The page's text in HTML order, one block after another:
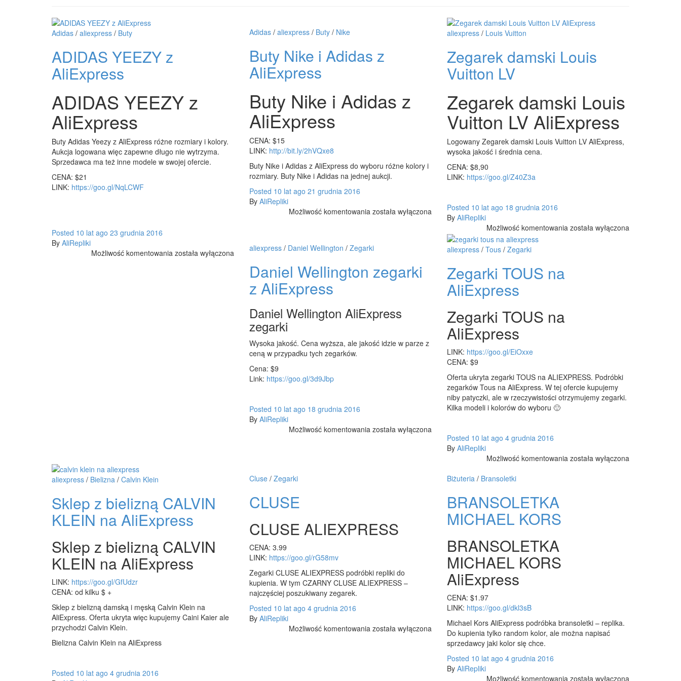
Adidas / aliexpress / Buty
ADIDAS YEEZY z
AliExpress
ADIDAS YEEZY z
AliExpress
Buty Adidas Yeezy z AliExpress różne rozmiary i kolory.
Aukcja logowana więc zapewne długo nie wytrzyma.
Sprzedawca ma też inne modele w swojej ofercie.
CENA: $21
LINK: https://goo.gl/NqLCWF
Posted 10 lat ago 23 grudnia 2016
By AliRepliki
Możliwość komentowania ADIDAS
została wyłączona
Adidas / aliexpress / Buty / Nike
Buty Nike i Adidas z
AliExpress
Buty Nike i Adidas z
AliExpress
CENA: $15
LINK: http://bit.ly/2hVQxe8
Buty Nike i Adidas z AliExpress do wyboru różne kolory i
rozmiary. Buty Nike i Adidas na jednej aukcji.
Posted 10 lat ago 21 grudnia 2016
By AliRepliki
Możliwość komentowania Buty
z
została wyłączona
aliexpress / Louis Vuitton
Zegarek damski Louis
Vuitton LV
Zegarek damski Louis
Vuitton LV AliExpress
Logowany Zegarek damski Louis Vuitton LV AliExpress,
wysoka jakość i średnia cena.
CENA: $8,90
LINK: https://goo.gl/Z40Z3a
Posted 10 lat ago 18 grudnia 2016
By AliRepliki
Możliwość komentowania Zegarek
została wyłączona
aliexpress / Daniel Wellington / Zegarki
Daniel Wellington zegarki
z AliExpress
Daniel Wellington AliExpress
zegarki
Wysoka jakość. Cena wyższa, ale jakość idzie w parze z
ceną w przypadku tych zegarków.
Cena: $9
Link: https://goo.gl/3d9Jbp
Posted 10 lat ago 18 grudnia 2016
By AliRepliki
Możliwość komentowania Daniel
została wyłączona
aliexpress / Tous / Zegarki
Zegarki TOUS na
AliExpress
Zegarki TOUS na
AliExpress
LINK: https://goo.gl/EiOxxe
CENA: $9
Oferta ukryta zegarki TOUS na ALIEXPRESS. Podróbki
zegarków Tous na AliExpress. W tej ofercie kupujemy
niby patyczki, ale w rzeczywistości otrzymujemy zegarki.
Kilka modeli i kolorów do wyboru 🙂
Posted 10 lat ago 4 grudnia 2016
By AliRepliki
Możliwość komentowania Zegarki
została wyłączona
aliexpress / Bielizna / Calvin Klein
Sklep z bielizną CALVIN
KLEIN na AliExpress
Sklep z bielizną CALVIN
KLEIN na AliExpress
LINK: https://goo.gl/GfUdzr
CENA: od kilku $ +
Sklep z bielizną damską i męską Calvin Klein na
AliExpress. Oferta ukryta więc kupujemy Caini Kaier ale
przychodzi Calvin Klein.
Bielizna Calvin Klein na AliExpress
Posted 10 lat ago 4 grudnia 2016
Cluse / Zegarki
CLUSE
CLUSE ALIEXPRESS
CENA: 3.99
LINK: https://goo.gl/rG58mv
Zegarki CLUSE ALIEXPRESS podróbki repliki do
kupienia. W tym CZARNY CLUSE ALIEXPRESS –
najczęściej poszukiwany zegarek.
Posted 10 lat ago 4 grudnia 2016
By AliRepliki
Możliwość komentowania CLUSE
została wyłączona
Biżuteria / Bransoletki
BRANSOLETKA
MICHAEL KORS
BRANSOLETKA
MICHAEL KORS
AliExpress
CENA: $1.97
LINK: https://goo.gl/dkl3sB
Michael Kors AliExpress podróbka bransoletki – replika.
Do kupienia tylko random kolor, ale można napisać
sprzedawcy jaki kolor się chce.
Posted 10 lat ago 4 grudnia 2016
By AliRepliki
Możliwość komentowania BRANSOLETKA
została wyłączona